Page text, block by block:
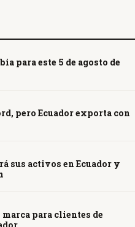
para este 5 de agosto de
pero Ecuador exporta con
sus activos en Ecuador y
para clientes de